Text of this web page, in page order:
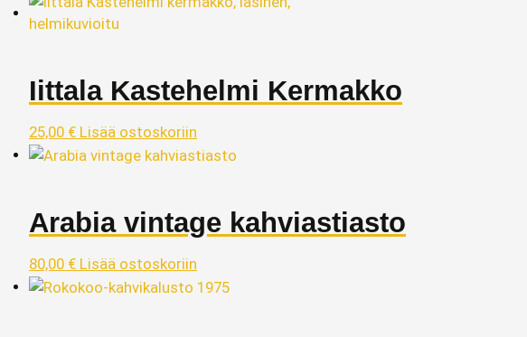
Iittala Kastehelmi Kermakko
25,00 € Lisää ostoskoriin
Arabia vintage kahviastiasto
80,00 € Lisää ostoskoriin